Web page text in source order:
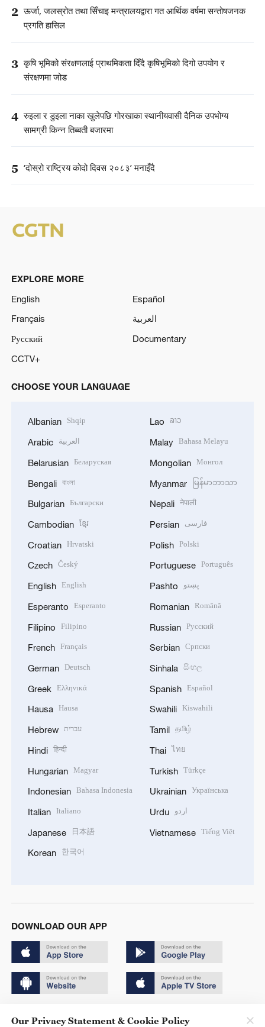
2 ऊर्जा, जलस्रोत तथा सिँचाइ मन्त्रालयद्वारा गत आर्थिक वर्षमा सन्तोषजनक
प्रगति हासिल
3 कृषि भूमिको संरक्षणलाई प्राथमिकता दिँदै कृषिभूमिको दिगो उपयोग र
संरक्षणमा जोड
4 रुइला र डुइला नाका खुलेपछि गोरखाका स्थानीयवासी दैनिक उपभोग्य
सामग्री किन्न तिब्बती बजारमा
5 ‘दोस्रो राष्ट्रिय कोदो दिवस २०८३’ मनाइँदै
EXPLORE MORE
English
Español
Français
العربية
Русский
Documentary
CCTV+
CHOOSE YOUR LANGUAGE
Albanian Shqip
Arabic العربية
Belarusian Беларуская
Bengali বাংলা
Bulgarian Български
Cambodian ខ្មែរ
Croatian Hrvatski
Czech Český
English English
Esperanto Esperanto
Filipino Filipino
French Français
German Deutsch
Greek Ελληνικά
Hausa Hausa
Hebrew עברית
Hindi हिन्दी
Hungarian Magyar
Indonesian Bahasa Indonesia
Italian Italiano
Japanese 日本語
Korean 한국어
Lao ລາວ
Malay Bahasa Melayu
Mongolian Монгол
Myanmar မြန်မာဘာသာ
Nepali नेपाली
Persian فارسی
Polish Polski
Portuguese Português
Pashto پښتو
Romanian Română
Russian Русский
Serbian Српски
Sinhala සිංහල
Spanish Español
Swahili Kiswahili
Tamil தமிழ்
Thai ไทย
Turkish Türkçe
Ukrainian Українська
Urdu اردو
Vietnamese Tiếng Việt
DOWNLOAD OUR APP
Our Privacy Statement & Cookie Policy